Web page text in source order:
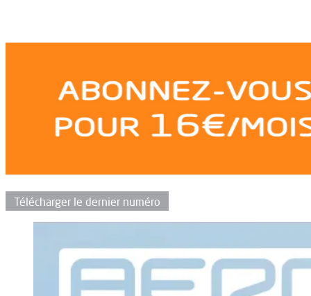
Télécharger le dernier numéro